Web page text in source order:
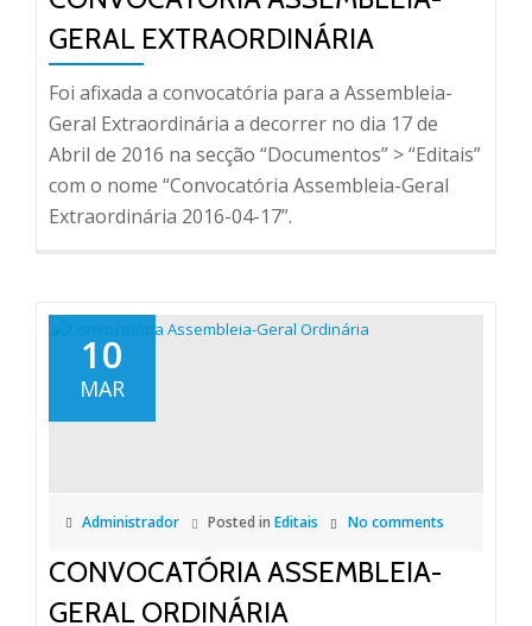
GERAL EXTRAORDINÁRIA
Foi afixada a convocatória para a Assembleia-
Geral Extraordinária a decorrer no dia 17 de
Abril de 2016 na secção “Documentos” > “Editais”
com o nome “Convocatória Assembleia-Geral
Extraordinária 2016-04-17”.
10
MAR
Administrador Posted in Editais No comments
CONVOCATÓRIA ASSEMBLEIA-
GERAL ORDINÁRIA